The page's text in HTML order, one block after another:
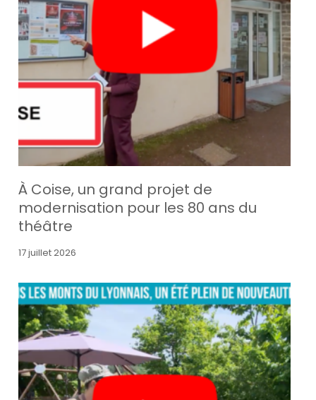
À Coise, un grand projet de
modernisation pour les 80 ans du
théâtre
17 juillet 2026